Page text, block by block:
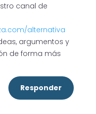
canal de
alternativa
argumentos y
de forma más
Responder